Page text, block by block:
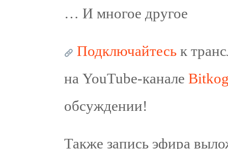
… И многое другое
Подключайтесь к
на YouTube-канале
обсуждении!
Также запись эфира